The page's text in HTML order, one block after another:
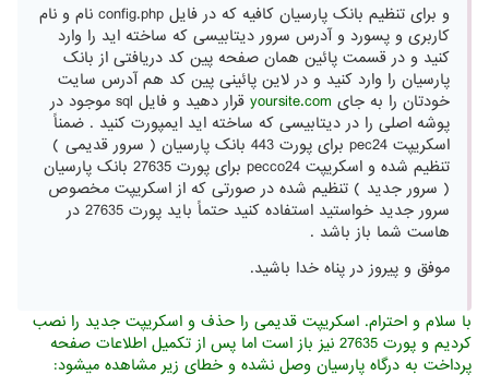
و برای تنظیم بانک پارسیان کافیه که در فایل config.php نام و نام
کاربری و پسورد و آدرس سرور دیتابیسی که ساخته اید را وارد
کنید و در قسمت پائین همان صفحه پین کد دریافتی از بانک
پارسیان را وارد کنید و در لاین پائینی پین کد هم آدرس سایت
خودتان را به جای yoursite.com
قرار دهید و فایل sql موجود در
پوشه اصلی را در دیتابیسی که ساخته اید ایمپورت کنید . ضمناً
اسکریپت pec24 برای پورت 443 بانک پارسیان ( سرور قدیمی )
تنظیم شده و اسکریپت pecco24 برای پورت 27635 بانک پارسیان
( سرور جدید ) تنظیم شده در صورتی که از اسکریپت مخصوص
سرور جدید خواستید استفاده کنید حتماً باید پورت 27635 در
هاست شما باز باشد .
موفق و پیروز در پناه خدا باشید.
با سلام و احترام. اسکریپت قدیمی را حذف و اسکریپت جدید را نصب
کردیم و پورت 27635 نیز باز است اما پس از تکمیل اطلاعات صفحه
پرداخت به درگاه پارسیان وصل نشده و خطای زیر مشاهده میشود: